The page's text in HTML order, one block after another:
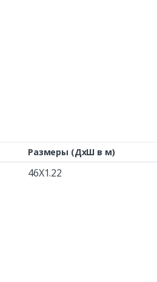
Размеры (ДxШ в м)
46X1.22